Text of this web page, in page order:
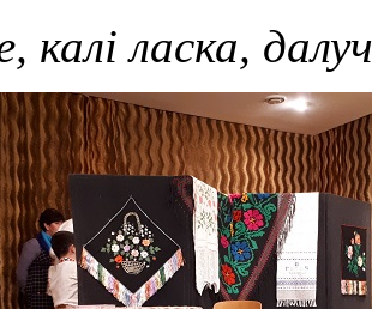
калі ласка,